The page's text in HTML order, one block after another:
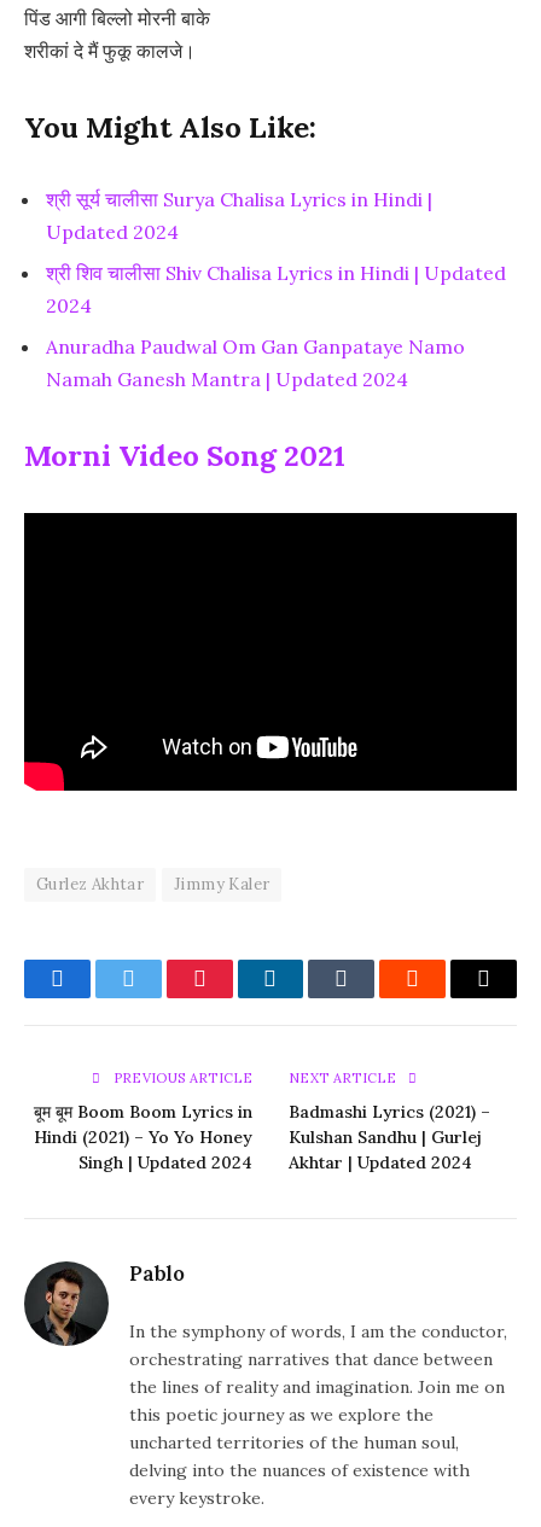
पिंड आगी बिल्लो मोरनी बाके
शरीकां दे मैं फुकू कालजे।
You Might Also Like:
श्री सूर्य चालीसा Surya Chalisa Lyrics in Hindi |
Updated 2024
श्री शिव चालीसा Shiv Chalisa Lyrics in Hindi | Updated
2024
Anuradha Paudwal Om Gan Ganpataye Namo
Namah Ganesh Mantra | Updated 2024
Morni Video Song 2021
Gurlez Akhtar Jimmy Kaler
FacebookTwitter PinterestLinkedInTumblr Reddit Email
PREVIOUS ARTICLE
बूम बूम Boom Boom Lyrics in
Hindi (2021) – Yo Yo Honey
Singh | Updated 2024
NEXT ARTICLE
Badmashi Lyrics (2021) –
Kulshan Sandhu | Gurlej
Akhtar | Updated 2024
Pablo
In the symphony of words, I am the conductor,
orchestrating narratives that dance between
the lines of reality and imagination. Join me on
this poetic journey as we explore the
uncharted territories of the human soul,
delving into the nuances of existence with
every keystroke.